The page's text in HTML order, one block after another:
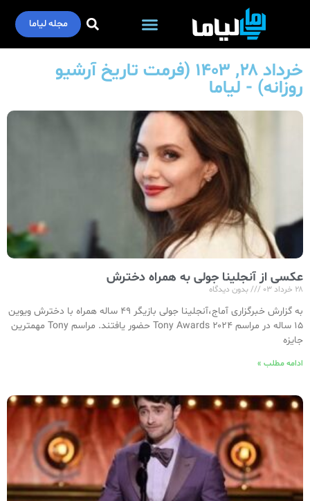
مجله لیاما
خرداد ۲۸, ۱۴۰۳ (فرمت تاریخ آرشیو
روزانه) - لیاما
عکسی از آنجلینا جولی به همراه دخترش
۲۸ خرداد ۰۳ بدون دیدگاه
به گزارش خبرگزاری آماج،آنجلینا جولی بازیگر ۴۹ ساله همراه با دخترش ویوین
۱۵ ساله در مراسم Tony Awards ۲۰۲۴ حضور یافتند. مراسم Tony مهمترین
جایزه
ادامه مطلب »